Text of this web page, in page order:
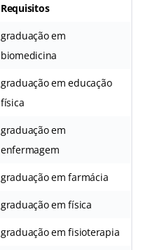
Requisitos
graduação em
biomedicina
graduação em educação
física
graduação em
enfermagem
graduação em farmácia
graduação em física
graduação em fisioterapia